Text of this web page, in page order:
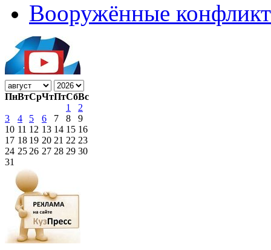
Вооружённые
ПнВтСрЧтПтСбВс
1
2
3
4 5 6 7 8
9
10 11 12 13 14 15 16
17 18 19 20 21 22 23
24 25 26 27 28 29 30
31